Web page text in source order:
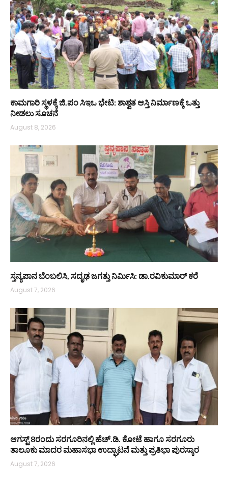
ಕಾಮಗಾರಿ ಸ್ಥಳಕ್ಕೆ ಜಿ.ಪಂ ಸಿಇಒ ಭೇಟಿ: ಶಾಶ್ವತ ಆಸ್ತಿ ನಿರ್ಮಾಣಕ್ಕೆ ಒತ್ತು
ನೀಡಲು ಸೂಚನೆ
August 8, 2026
ಸ್ತನ್ಯಪಾನ ಬೆಂಬಲಿಸಿ, ಸದೃಢ ಜಗತ್ತು ನಿರ್ಮಿಸಿ: ಡಾ.ರವಿಕುಮಾರ್ ಕರೆ
August 7, 2026
ಆಗಸ್ಟ್ 8ರಂದು ಸರಗೂರಿನಲ್ಲಿ ಹೆಚ್.ಡಿ. ಕೋಟೆ ಹಾಗೂ ಸರಗೂರು
ತಾಲೂಕು ಮಾದರ ಮಹಾಸಭಾ ಉದ್ಘಾಟನೆ ಮತ್ತು ಪ್ರತಿಭಾ ಪುರಸ್ಕಾರ
August 7, 2026